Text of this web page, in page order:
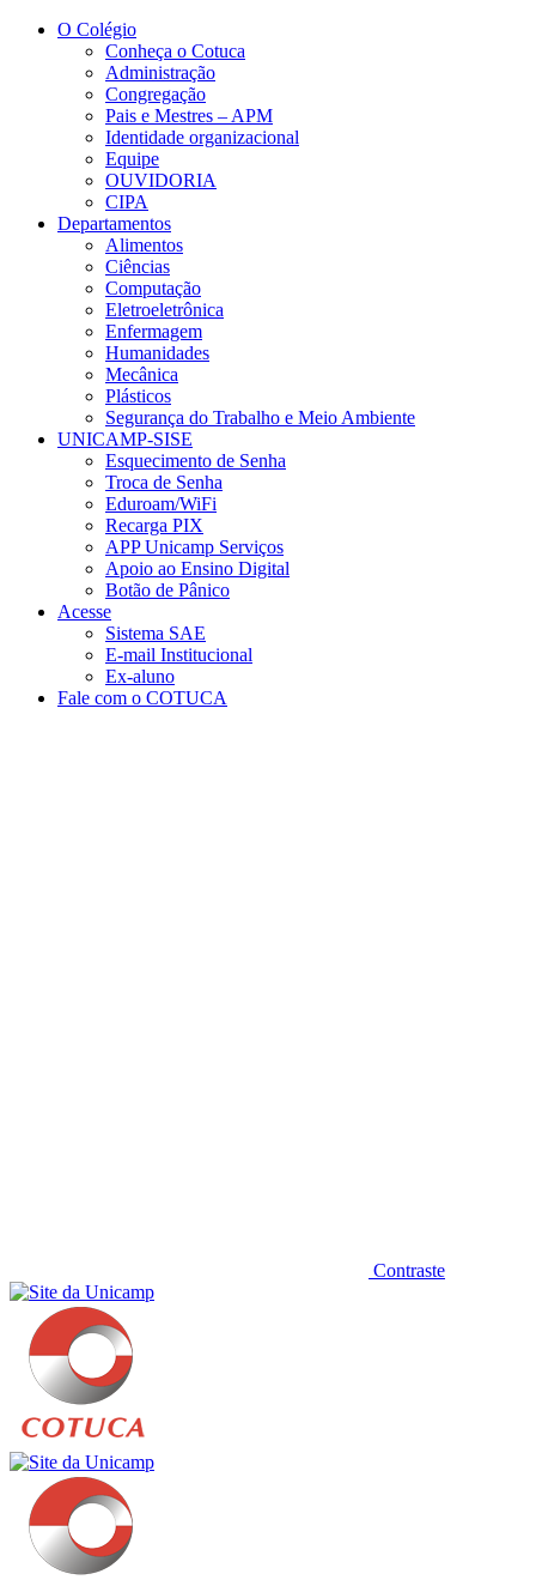
Conteúdo principal
O Colégio
Conheça o Cotuca
Administração
Congregação
Pais e Mestres – APM
Identidade organizacional
Equipe
OUVIDORIA
CIPA
Departamentos
Alimentos
Ciências
Computação
Eletroeletrônica
Enfermagem
Humanidades
Mecânica
Plásticos
Segurança do Trabalho e Meio Ambiente
UNICAMP-SISE
Esquecimento de Senha
Troca de Senha
Eduroam/WiFi
Recarga PIX
APP Unicamp Serviços
Apoio ao Ensino Digital
Botão de Pânico
Acesse
Sistema SAE
E-mail Institucional
Ex-aluno
Fale com o COTUCA
Contraste